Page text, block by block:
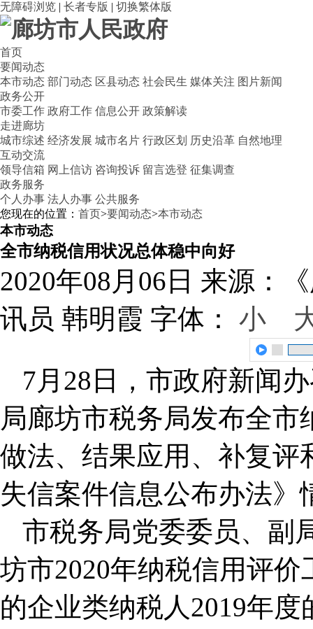
无障碍浏览 | 长者专版 | 切换繁体版
首页
要闻动态
本市动态 部门动态 区县动态 社会民生 媒体关注 图片新闻
政务公开
市委工作 政府工作 信息公开 政策解读
走进廊坊
城市综述 经济发展 城市名片 行政区划 历史沿革 自然地理
互动交流
领导信箱 网上信访 咨询投诉 留言选登 征集调查
政务服务
个人办事 法人办事 公共服务
您现在的位置： 首页>要闻动态>本市动态
本市动态
全市纳税信用状况总体稳中向好
2020年08月06日 来源：
讯员 韩明霞 字体： 小
7月28日，市政府新闻
局廊坊市税务局发布全
做法、结果应用、补复评
失信案件信息公布办法》
市税务局党委委员、副
坊市2020年纳税信用评
的企业类纳税人2019年